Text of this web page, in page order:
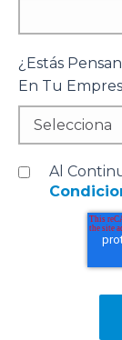
¿Estás
En Tu
Al